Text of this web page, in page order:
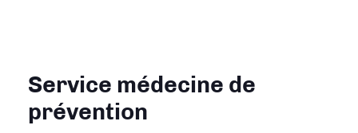
Service médecine de
prévention